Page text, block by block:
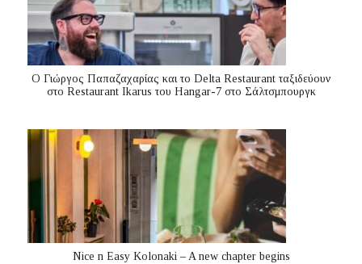
Ο Γιώργος Παπαζαχαρίας και το Delta Restaurant ταξιδεύουν
στο Restaurant Ikarus του Hangar-7 στο Σάλτσμπουργκ
Nice n Easy Kolonaki – A new chapter begins